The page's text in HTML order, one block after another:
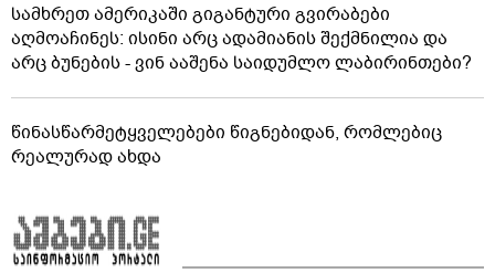
სამხრეთ ამერიკაში გიგანტური გვირაბები
აღმოაჩინეს: ისინი არც ადამიანის შექმნილია და
არც ბუნების - ვინ ააშენა საიდუმლო ლაბირინთები?
წინასწარმეტყველებები წიგნებიდან, რომლებიც
რეალურად ახდა